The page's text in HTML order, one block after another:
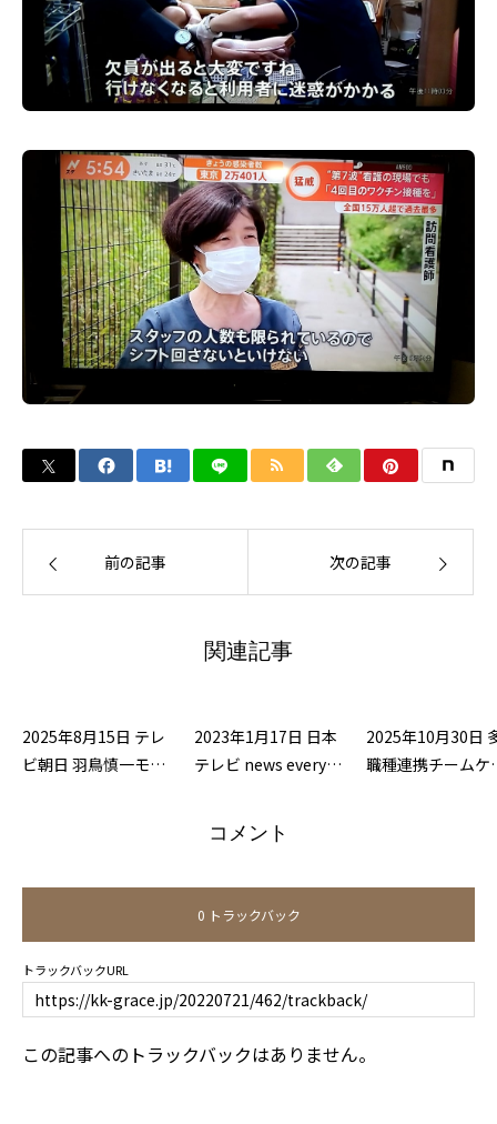
前の記事 次の記事
関連記事
2025年8月15日 テレ
ビ朝日 羽鳥慎一モー
2023年1月17日 日本
テレビ news everyに
2025年10月30日
職種連携チームケ
コメント
0 トラックバック
トラックバックURL
この記事へのトラックバックはありません。